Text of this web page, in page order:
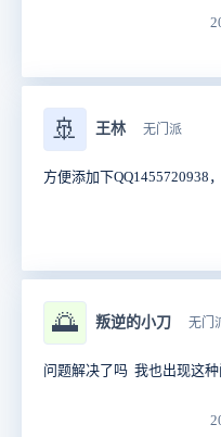
🚢 王林 无门派
方便添加下QQ1455720938
🌅 叛逆的小刀 无门
问题解决了吗 我也出现这种